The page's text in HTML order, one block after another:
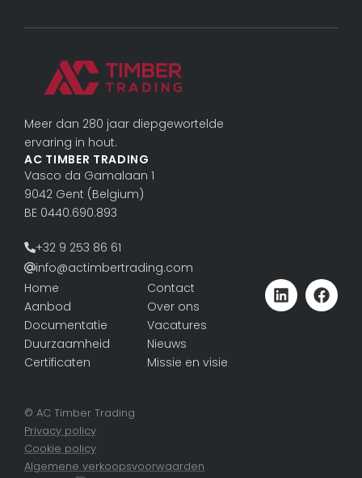
Meer dan 280 jaar diepgewortelde
ervaring in hout.
AC TIMBER TRADING
Vasco da Gama­laan 1
9042 Gent (Belgium)
BE 0440.690.893
+32 9 253 86 61
info@actimbertrading.com
Home
Aanbod
Documentatie
Duurzaamheid
Certificaten
Contact
Over ons
Vacatures
Nieuws
Missie en visie
© AC Timber Trading
Privacy policy
Cookie policy
Algemene verkoopsvoorwaarden